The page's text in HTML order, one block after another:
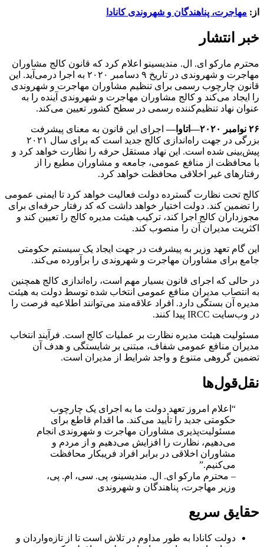
از: مهاجرت، پناهندگان و شهروندی کانادا
خبر انتشار
محترم مارکو ای. ال. مندیسینو اعلام کرد که قانون کالج مشاوران
مهاجرت و شهروندی در تاریخ ۹ دسامبر ۲۰۲۰ به اجرا درمی‌آید. این
قانون چارچوب رسمی برای تنظیم مشاوران مهاجرت و شهروندی
را ایجاد می‌کند و کالج مشاوران مهاجرت و شهروندی آینده را به
عنوان نهاد تنظیم‌کننده رسمی در سطح کشور تعیین می‌کند.
۲۶ نوامبر ۲۰۲۰—اتاوا—
اجرای این قانون به معنای پیشرفت
بزرگی در جهت راه‌اندازی کالج جدید است که برای سال ۲۰۲۱
پیش‌بینی شده است. این نهاد مستقل حرفه را نظارت خواهد کرد و
با محافظت از منافع عمومی، جامعه و مشاوران مطیع را از
رفتارهای غیر اخلاقی محافظت خواهد کرد.
کالج تحت نظارت گسترده دولت فعالیت خواهد کرد تا ایمنی عمومی
را تضمین کند. دولت اختیار خواهد داشت که کد رفتار حرفه‌ای برای
مجوزداران کالج اجرا کند، ترکیب هیئت مدیره کالج را تعیین کند و
اکثریت مدیران آن را منصوب کند.
این گام تعهد وزیر به پیشرفت در جهت ایجاد یک سیستم حکومتی
جامع برای مشاوران مهاجرت و شهروندی را برآورده می‌کند.
در حالی که اجرای قانون بسیار مهم است، راه‌اندازی کالج همچنین
به انتصاب مدیران منافع عمومی انتخاب شده توسط دولت به هیئت
مدیره آن بستگی دارد. افراد علاقه‌مند می‌توانند اطلاعیه فرصت را
در وب‌سایت IRCC پیدا کنند.
مسئولیت هیئت مدیره نظارت بر عملیات کالج است. فرآیند انتخاب
مدیران منافع عمومی شفاف، مبتنی بر شایستگی و هدف آن
تضمین گروهی متنوع و واجد شرایط از مدیران است.
نقل‌قول‌ها
“اعلام امروز تعهد دولت ما به اجرای یک چارچوب
حکومتی جدید را تأیید می‌کند. ما اقدام قاطع برای
مسئولیت‌پذیری مشاوران مهاجرت و شهروندی انجام
می‌دهیم، نظارت را افزایش می‌دهیم و از مردم و
مشاوران اخلاقی در برابر افراد فریبکار محافظت
می‌کنیم.”
– محترم مارکو ای. ال. مندیسینو، پی. سی، ام. پی،
وزیر مهاجرت، پناهندگان و شهروندی
حقایق سریع
دولت کانادا به طور مداوم در تلاش است تا از تازه‌واردان و